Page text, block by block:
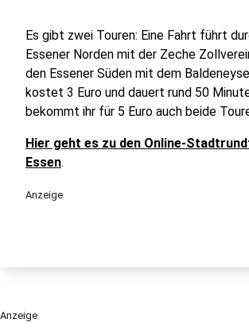
Es gibt zwei Touren: Eine Fahrt führt
Essener Norden mit der Zeche
den Essener Süden mit dem
kostet 3 Euro und dauert rund 50
bekommt ihr für 5 Euro auch beide
Hier geht es zu den Online-
Essen.
Anzeige
Anzeige